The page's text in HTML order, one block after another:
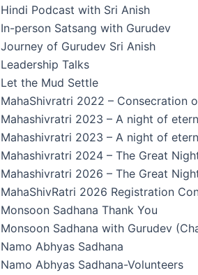
Hindi Podcast with Sri Anish
In-person Satsang with Gurudev
Journey of Gurudev Sri Anish
Leadership Talks
Let the Mud Settle
MahaShivratri 2022 – Consecration
Mahashivratri 2023 – A night of
Mahashivratri 2023 – A night of
Mahashivratri 2024 – The Great
Mahashivratri 2026 – The Great
MahaShivRatri 2026 Registration
Monsoon Sadhana Thank You
Monsoon Sadhana with Gurudev
Namo Abhyas Sadhana
Namo Abhyas Sadhana-Volunteers